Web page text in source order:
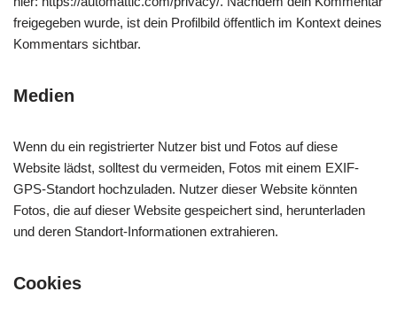
freigegeben wurde, ist dein Profilbild öffentlich im Kontext deines
Kommentars sichtbar.
Medien
Wenn du ein registrierter Nutzer bist und Fotos auf diese
Website lädst, solltest du vermeiden, Fotos mit einem EXIF-
GPS-Standort hochzuladen. Nutzer dieser Website könnten
Fotos, die auf dieser Website gespeichert sind, herunterladen
und deren Standort-Informationen extrahieren.
Cookies